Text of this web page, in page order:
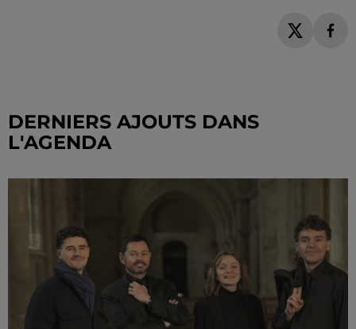
DERNIERS AJOUTS DANS
L'AGENDA